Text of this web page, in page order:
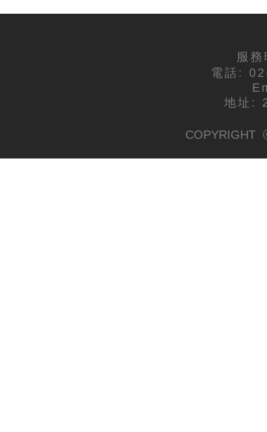
服
電話:
地址:
COPYRIGHT